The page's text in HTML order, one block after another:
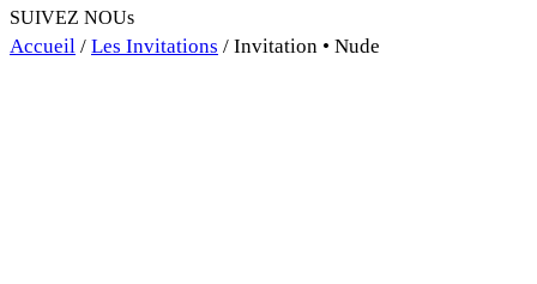
SUIVEZ NOUs
Accueil / Les Invitations / Invitation • Nude